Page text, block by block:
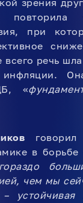
зрения
при
речь
инфляции.
«
говорил
в
чем мы
устойчивая